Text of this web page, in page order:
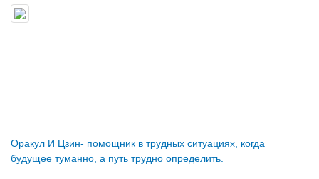
Оракул И Цзин- помощник в трудных ситуациях, когда
будущее туманно, а путь трудно определить.